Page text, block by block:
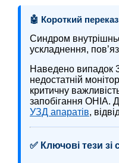
🤖 Короткий
Синдром
ускладнення,
Наведено випадок
недостатній
критичну
запобігання OHIA.
УЗД апаратів,
✅ Ключові тези зі